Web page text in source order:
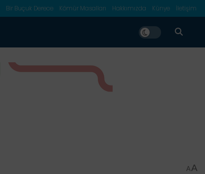
Bir Buçuk Derece Kömür Masalları Hakkımızda Künye İletişim
AA